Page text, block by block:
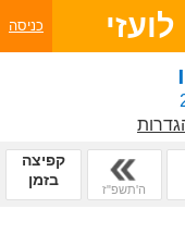
כניסה
ה'תשפ"ז
קפיצה
בזמן